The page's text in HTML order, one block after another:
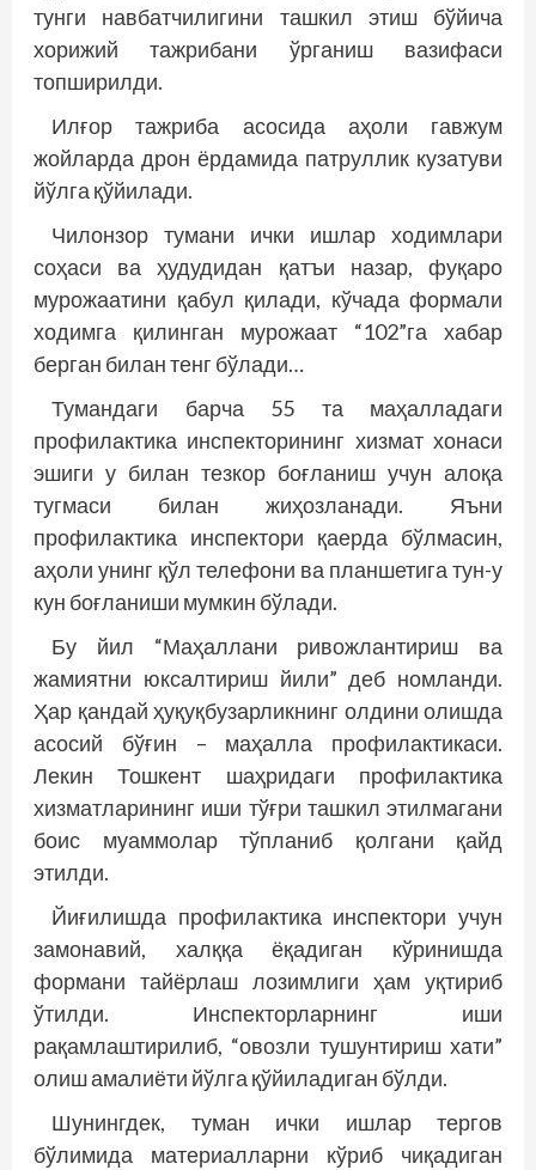
тунги навбатчилигини ташкил этиш бўйича
хорижий тажрибани ўрганиш вазифаси
топширилди.
Илғор тажриба асосида аҳоли гавжум
жойларда дрон ёрдамида патруллик кузатуви
йўлга қўйилади.
Чилонзор тумани ички ишлар ходимлари
соҳаси ва ҳудудидан қатъи назар, фуқаро
мурожаатини қабул қилади, кўчада формали
ходимга қилинган мурожаат “102”га хабар
берган билан тенг бўлади…
Тумандаги барча 55 та маҳалладаги
профилактика инспекторининг хизмат хонаси
эшиги у билан тезкор боғланиш учун алоқа
тугмаси билан жиҳозланади. Яъни
профилактика инспектори қаерда бўлмасин,
аҳоли унинг қўл телефони ва планшетига тун-у
кун боғланиши мумкин бўлади.
Бу йил “Маҳаллани ривожлантириш ва
жамиятни юксалтириш йили” деб номланди.
Ҳар қандай ҳуқуқбузарликнинг олдини олишда
асосий бўғин – маҳалла профилактикаси.
Лекин Тошкент шаҳридаги профилактика
хизматларининг иши тўғри ташкил этилмагани
боис муаммолар тўпланиб қолгани қайд
этилди.
Йиғилишда профилактика инспектори учун
замонавий, халққа ёқадиган кўринишда
формани тайёрлаш лозимлиги ҳам уқтириб
ўтилди. Инспекторларнинг иши
рақамлаштирилиб, “овозли тушунтириш хати”
олиш амалиёти йўлга қўйиладиган бўлди.
Шунингдек, туман ички ишлар тергов
бўлимида материалларни кўриб чиқадиган